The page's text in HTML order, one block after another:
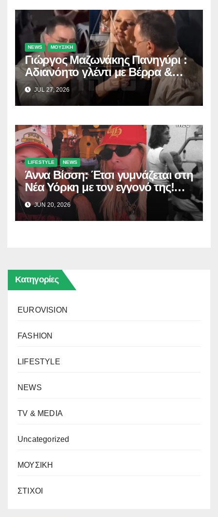
NEWS ΜΟΥΣΙΚΗ
Γιώργος Μαζωνάκης Πανηγύρι :
Αδιανόητο γλέντι με Βέρρα &
Σαλέα
JUL 27, 2026
LIFESTYLE NEWS
Άννα Βίσση: Έτσι γυμνάζεται στη
Νέα Υόρκη με τον εγγονό της!
(Δείτε το βίντεο)
JUN 20, 2026
Κατηγορίες
EUROVISION
FASHION
LIFESTYLE
NEWS
TV & MEDIA
Uncategorized
ΜΟΥΣΙΚΗ
ΣΤΙΧΟΙ